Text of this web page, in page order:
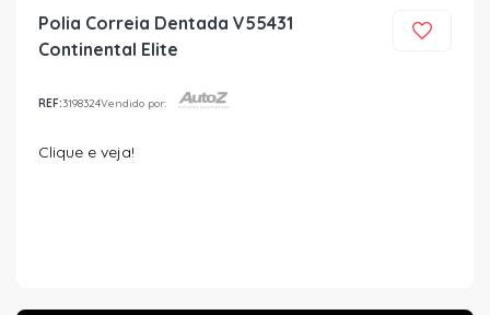
Polia Correia Dentada V55431
Continental Elite
REF:3198324Vendido por:
Clique e veja!